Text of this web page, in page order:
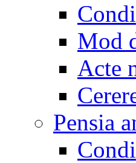
Mod
Acte
Pensia